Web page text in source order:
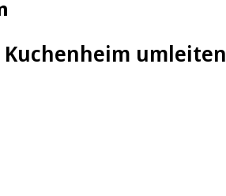
Kuchenheim umleiten